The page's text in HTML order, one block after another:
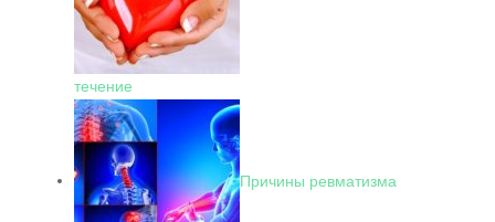
течение
Причины ревматизма